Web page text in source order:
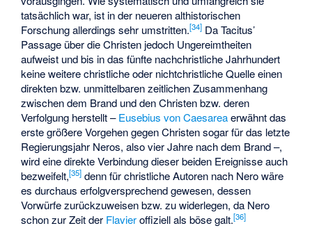
tatsächlich war, ist in der neueren althistorischen
Forschung allerdings sehr umstritten.[34] Da Tacitus’
Passage über die Christen jedoch Ungereimtheiten
aufweist und bis in das fünfte nachchristliche Jahrhundert
keine weitere christliche oder nichtchristliche Quelle einen
direkten bzw. unmittelbaren zeitlichen Zusammenhang
zwischen dem Brand und den Christen bzw. deren
Verfolgung herstellt –Eusebius von Caesareaerwähnt das
erste größere Vorgehen gegen Christen sogar für das letzte
Regierungsjahr Neros, also vier Jahre nach dem Brand –,
wird eine direkte Verbindung dieser beiden Ereignisse auch
bezweifelt,[35] denn für christliche Autoren nach Nero wäre
es durchaus erfolgversprechend gewesen, dessen
Vorwürfe zurückzuweisen bzw. zu widerlegen, da Nero
schon zur Zeit der Flavieroffiziell als böse galt.[36]